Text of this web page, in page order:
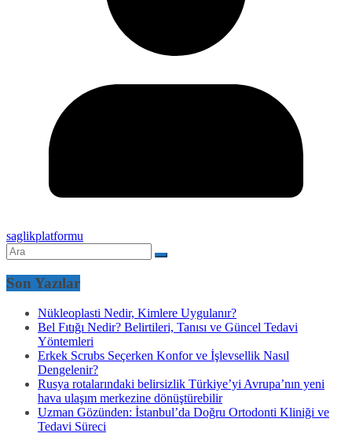
saglikplatformu
Son Yazılar
Nükleoplasti Nedir, Kimlere Uygulanır?
Bel Fıtığı Nedir? Belirtileri, Tanısı ve Güncel Tedavi
Yöntemleri
Erkek Scrubs Seçerken Konfor ve İşlevsellik Nasıl
Dengelenir?
Rusya rotalarındaki belirsizlik Türkiye’yi Avrupa’nın yeni
hava ulaşım merkezine dönüştürebilir
Uzman Gözünden: İstanbul’da Doğru Ortodonti Kliniği ve
Tedavi Süreci